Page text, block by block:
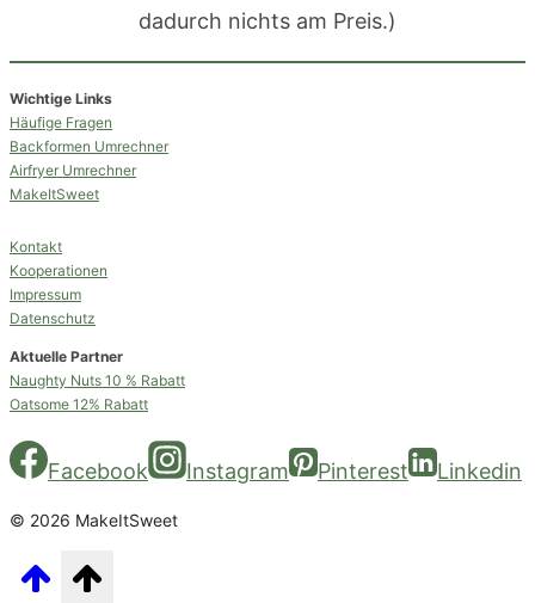
dadurch nichts am Preis.)
Wichtige Links
Häufige Fragen
Backformen Umrechner
Airfryer Umrechner
MakeItSweet
Kontakt
Kooperationen
Impressum
Datenschutz
Aktuelle Partner
Naughty Nuts 10 % Rabatt
Oatsome 12% Rabatt
Facebook Instagram Pinterest Linkedin
© 2026 MakeItSweet